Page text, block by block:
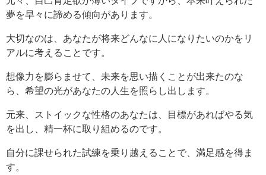
夢を早々に諦める傾向があります。
大切なのは、あなたが将来どんなに人になりたいのかをリ
アルに考えることです。
想像力を膨らませて、未来を思い描くことが出来たのな
ら、希望の光があなたの人生を照らし出します。
元来、ストイックな性格のあなたは、目標があればやる気
を出し、精一杯に取り組めるのです。
自分に課せられた試練を乗り越えることで、満足感を得ま
す。